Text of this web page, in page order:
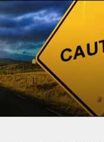
MetaTrader 5
Windows